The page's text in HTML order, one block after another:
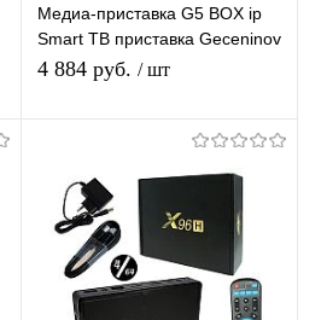
Медиа-приставка G5 BOX ip
Smart ТВ приставка Geceninov
G5 BOX 4/32
4 884 руб. / шт
Купить в 1
К
сравнению
В избранное В наличии